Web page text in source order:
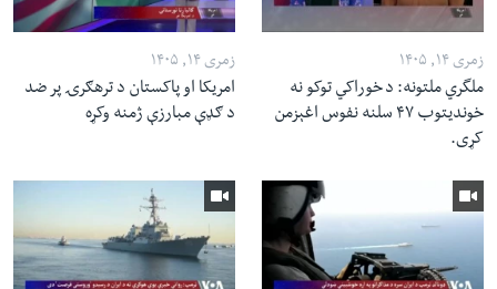
زمری ۱۴, ۱۴۰۵
ملگري ملتونه: د خوراکي توکو نه
خوندیتوب ۴۷ سلنه نفوس اغېزمن
کړی.
زمری ۱۴, ۱۴۰۵
امریکا او پاکستان د ترهګرۍ پر ضد
د ګډې مبارزې ژمنه وکړه